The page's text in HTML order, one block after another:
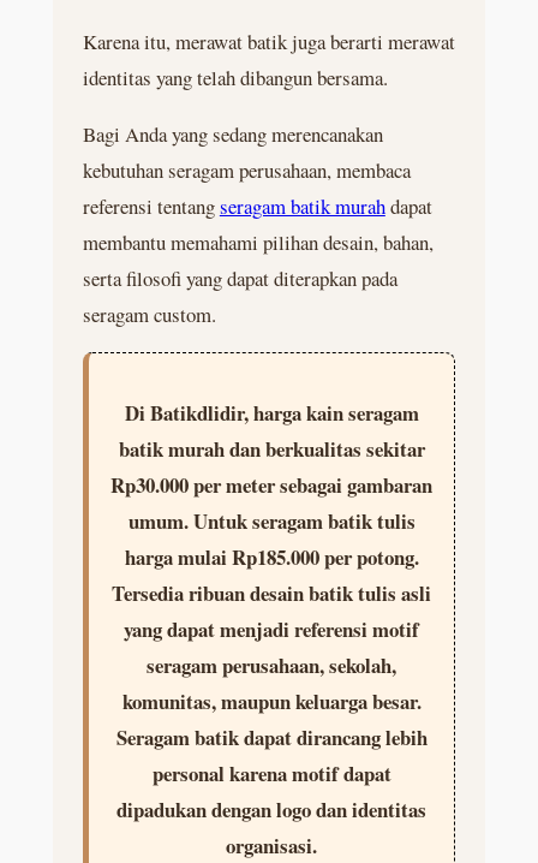
Karena itu, merawat batik juga berarti merawat
identitas yang telah dibangun bersama.
Bagi Anda yang sedang merencanakan
kebutuhan seragam perusahaan, membaca
referensi tentangseragam batik murahdapat
membantu memahami pilihan desain, bahan,
serta filosofi yang dapat diterapkan pada
seragam custom.
Di Batikdlidir, harga kain seragam
batik murah dan berkualitas sekitar
Rp30.000 per meter sebagai gambaran
umum. Untuk seragam batik tulis
harga mulai Rp185.000 per potong.
Tersedia ribuan desain batik tulis asli
yang dapat menjadi referensi motif
seragam perusahaan, sekolah,
komunitas, maupun keluarga besar.
Seragam batik dapat dirancang lebih
personal karena motif dapat
dipadukan dengan logo dan identitas
organisasi.